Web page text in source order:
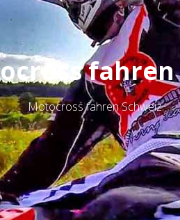
Motocross fahren Schweiz